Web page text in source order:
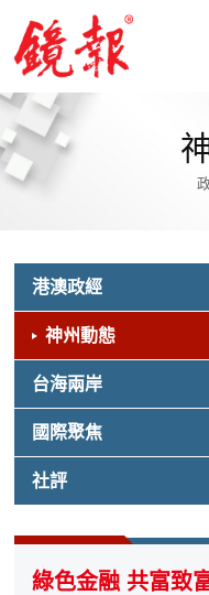
港澳政經
神州動態
台海兩岸
國際聚焦
社評
綠色金融 共富致